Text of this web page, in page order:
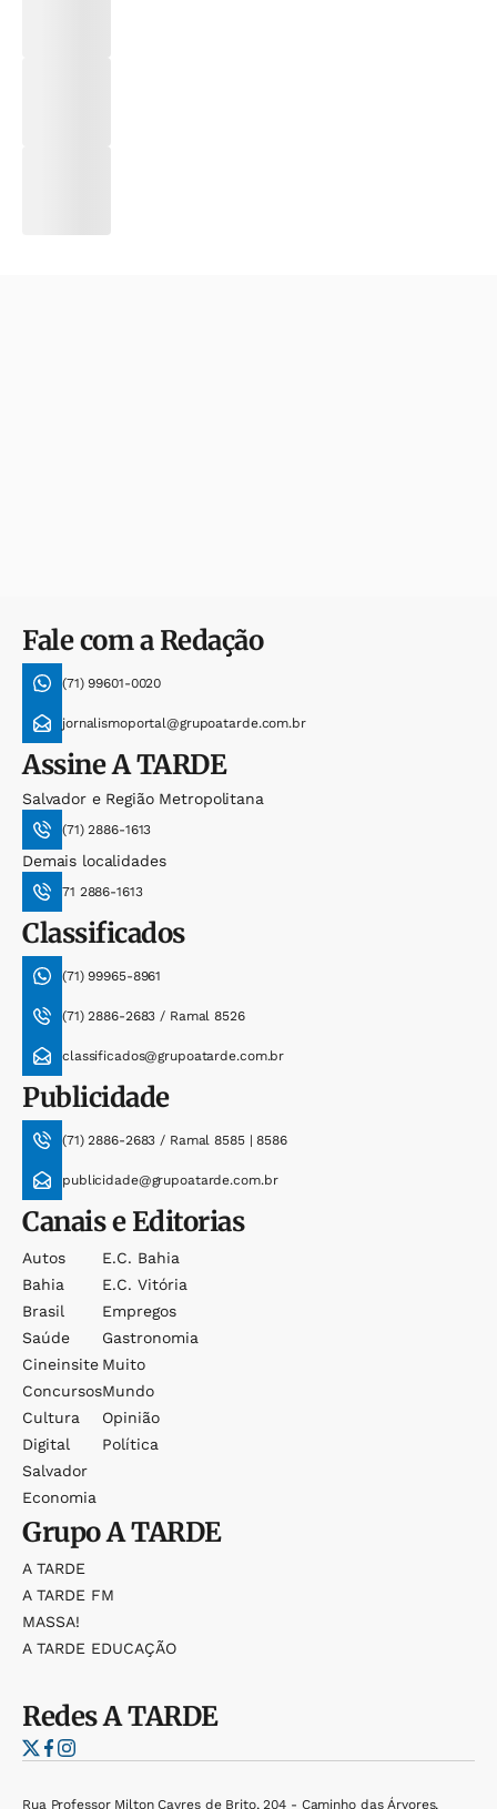
Fale com a Redação
(71) 99601-0020
jornalismoportal@grupoatarde.com.br
AssineA TARDE
Salvador e Região Metropolitana
(71) 2886-1613
Demais localidades
71 2886-1613
Classificados
(71) 99965-8961
(71) 2886-2683 / Ramal 8526
classificados@grupoatarde.com.br
Publicidade
(71) 2886-2683 / Ramal 8585 | 8586
publicidade@grupoatarde.com.br
Canais e Editorias
Autos
Bahia
Brasil
Saúde
Cineinsite
Concursos
Cultura
Digital
Salvador
Economia
E.c. Bahia
E.c. Vitória
Empregos
Gastronomia
Muito
Mundo
Opinião
Política
GrupoA TARDE
A TARDE
A TARDE FM
MASSA!
A TARDE EDUCAÇÃO
RedesA TARDE
Rua Professor Milton Cayres de Brito, 204 - Caminho das Árvores,